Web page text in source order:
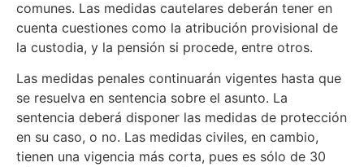
comunes. Las medidas cautelares deberán tener en
cuenta cuestiones como la atribución provisional de
la custodia, y la pensión si procede, entre otros.
Las medidas penales continuarán vigentes hasta que
se resuelva en sentencia sobre el asunto. La
sentencia deberá disponer las medidas de protección
en su caso, o no. Las medidas civiles, en cambio,
tienen una vigencia más corta, pues es sólo de 30